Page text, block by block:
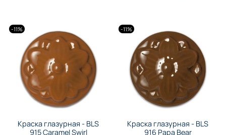
-11%
Краска глазурная - BLS
915 Caramel Swirl
-11%
Краска глазурная - BLS
916 Papa Bear